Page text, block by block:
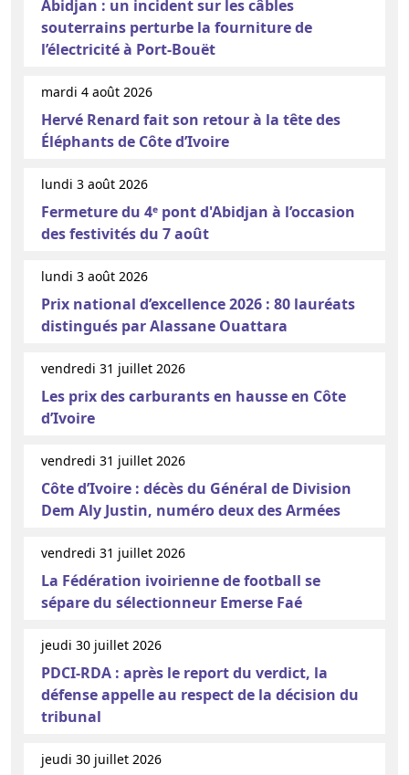
Abidjan : un incident sur les câbles
souterrains perturbe la fourniture de
l’électricité à Port-Bouët
mardi 4 août 2026
Hervé Renard fait son retour à la tête des
Éléphants de Côte d’Ivoire
lundi 3 août 2026
Fermeture du 4ᵉ pont d'Abidjan à l’occasion
des festivités du 7 août
lundi 3 août 2026
Prix national d’excellence 2026 : 80 lauréats
distingués par Alassane Ouattara
vendredi 31 juillet 2026
Les prix des carburants en hausse en Côte
d’Ivoire
vendredi 31 juillet 2026
Côte d’Ivoire : décès du Général de Division
Dem Aly Justin, numéro deux des Armées
vendredi 31 juillet 2026
La Fédération ivoirienne de football se
sépare du sélectionneur Emerse Faé
jeudi 30 juillet 2026
PDCI-RDA : après le report du verdict, la
défense appelle au respect de la décision du
tribunal
jeudi 30 juillet 2026